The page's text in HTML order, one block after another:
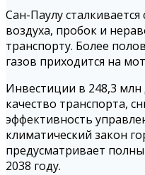
Сан-Паулу
воздуха, пробок и
транспорту. Более
газов приходится на
Инвестиции в 248,3
качество транспорта,
эффективность
климатический закон
предусматривает
2038 году.